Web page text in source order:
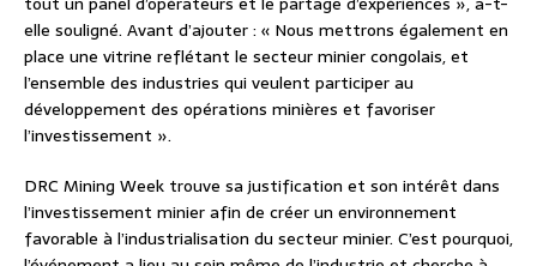
elle souligné. Avant d’ajouter : « Nous mettrons également en
place une vitrine reflétant le secteur minier congolais, et
l’ensemble des industries qui veulent participer au
développement des opérations minières et favoriser
l’investissement ».
DRC Mining Week trouve sa justification et son intérêt dans
l’investissement minier afin de créer un environnement
favorable à l’industrialisation du secteur minier. C’est pourquoi,